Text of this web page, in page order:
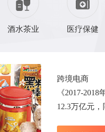
酒水茶业 医疗保健
跨境电商
《2017-
12.3万亿元，